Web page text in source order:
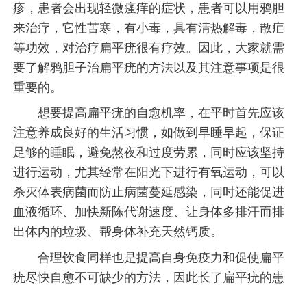
疹，患者会出现轻微瘙痒的症状，患者可以用鸦胆
来治疗，它性苦寒，有小毒，具有清热解毒，散疟
等功效，对治疗扁平疣很有疗效。因此，大家就需
要了解鸦胆子治扁平疣的方法以及其注意事项是很
重要的。
想要提高扁平疣的自愈机率，在平时首先应该
注意养成良好的生活习惯，如做到早睡早起，保证
足够的睡眠，避免熬夜和过度劳累，同时应该坚持
进行运动，尤其经常在阳光下进行有氧运动，可以
杀灭体表病菌而防止病菌蔓延感染，同时还能促进
血液循环、加快新陈代谢速度、让身体多排汗而排
出体内的垃圾、帮身体补充天然钙质。
合理饮食同样也是提高自身免疫力和促使扁平
疣尽快自愈不可缺少的方法，因此长了扁平疣的患